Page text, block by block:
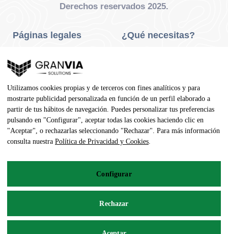
Derechos reservados 2025.
Páginas legales
Privacidad Y Cookies
Aviso Legal
Condiciones De Compra
Contacto
¿Qué necesitas?
Neumáticos Agrícola
Dirección
pedidos@neumaticoecologico.com
De Lunes a Viernes: 08:30 – 14:00 16:00 – 19:00
Utilizamos cookies propias y de terceros con fines analíticos y para
mostrarte publicidad personalizada en función de un perfil elaborado a
partir de tus hábitos de navegación. Puedes personalizar tus preferencias
pulsando en "Configurar", aceptar todas las cookies haciendo clic en
"Aceptar", o rechazarlas seleccionando "Rechazar". Para más información
consulta nuestra Política de Privacidad y Cookies.
Configurar
Rechazar